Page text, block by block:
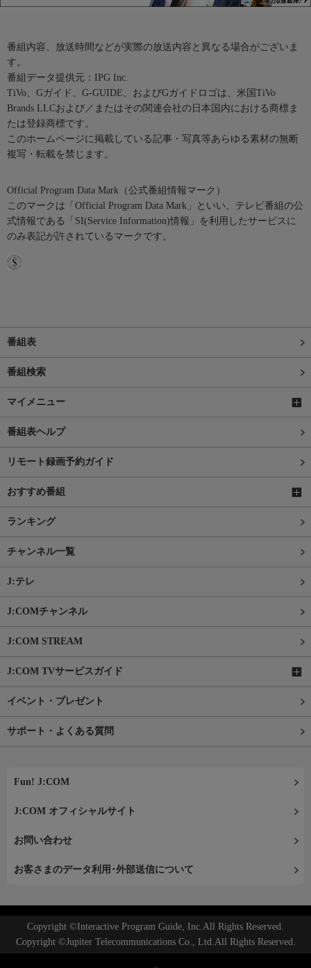
番組内容、放送時間などが実際の放送内容と異なる場合がございま
す。
番組データ提供元：IPG Inc.
TiVo、Gガイド、G-GUIDE、およびGガイドロゴは、米国TiVo
Brands LLCおよび／またはその関連会社の日本国内における商標ま
たは登録商標です。
このホームページに掲載している記事・写真等あらゆる素材の無断
複写・転載を禁じます。
Official Program Data Mark（公式番組情報マーク）
このマークは「Official Program Data Mark」といい、テレビ番組の公
式情報である「SI(Service Information)情報」を利用したサービスに
のみ表記が許されているマークです。
番組表
番組検索
マイメニュー
番組表ヘルプ
リモート録画予約ガイド
おすすめ番組
ランキング
チャンネル一覧
J:テレ
J:COMチャンネル
J:COM STREAM
J:COM TVサービスガイド
イベント・プレゼント
サポート・よくある質問
Fun! J:COM
J:COM オフィシャルサイト
お問い合わせ
お客さまのデータ利用･外部送信について
Copyright ©Interactive Program Guide, Inc.All Rights Reserved.
Copyright ©Jupiter Telecommunications Co., Ltd.All Rights Reserved.